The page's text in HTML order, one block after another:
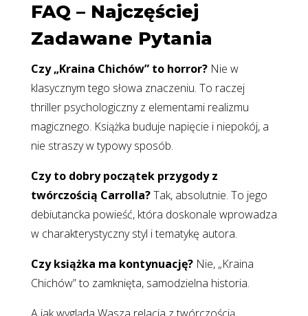
FAQ – Najczęściej
Zadawane Pytania
Czy „Kraina Chichów” to horror?Nie w
klasycznym tego słowa znaczeniu. To raczej
thriller psychologiczny z elementami realizmu
magicznego. Książka buduje napięcie i niepokój, a
nie straszy w typowy sposób.
Czy to dobry początek przygody z
twórczością Carrolla?Tak, absolutnie. To jego
debiutancka powieść, która doskonale wprowadza
w charakterystyczny styl i tematykę autora.
Czy książka ma kontynuację?Nie, „Kraina
Chichów” to zamknięta, samodzielna historia.